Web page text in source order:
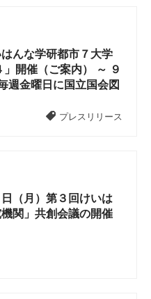
んな学研都市７大学
開催（ご案内） ～ ９
週金曜日に国立国会図
プレスリリース
（月）第３回けいは
関」共創会議の開催